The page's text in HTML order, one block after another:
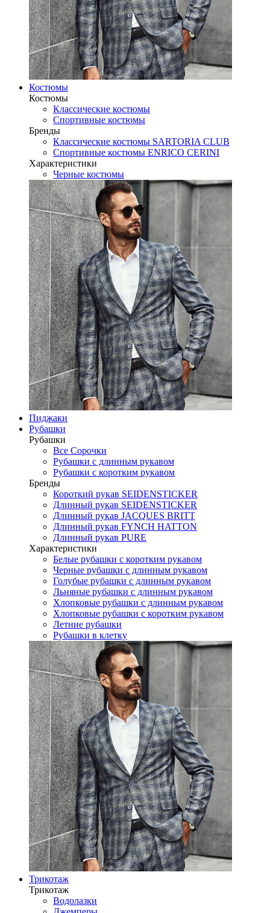
Костюмы
Костюмы
Классические костюмы
Спортивные костюмы
Бренды
Классические костюмы SARTORIA CLUB
Спортивные костюмы ENRICO CERINI
Характеристики
Черные костюмы
Пиджаки
Рубашки
Рубашки
Все Сорочки
Рубашки с длинным рукавом
Рубашки с коротким рукавом
Бренды
Короткий рукав SEIDENSTICKER
Длинный рукав SEIDENSTICKER
Длинный рукав JAСQUES BRITT
Длинный рукав FYNCH HATTON
Длинный рукав PURE
Характеристики
Белые рубашки с коротким рукавом
Черные рубашки с длинным рукавом
Голубые рубашки с длинным рукавом
Льняные рубашки с длинным рукавом
Хлопковые рубашки с длинным рукавом
Хлопковые рубашки с коротким рукавом
Летние рубашки
Рубашки в клетку
Трикотаж
Трикотаж
Водолазки